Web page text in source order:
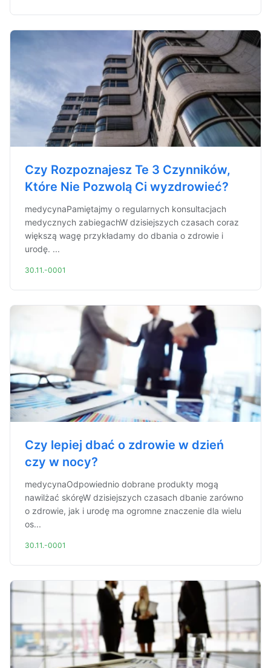
Czy Rozpoznajesz Te 3 Czynników,
Które Nie Pozwolą Ci wyzdrowieć?
medycynaPamiętajmy o regularnych konsultacjach
medycznych zabiegachW dzisiejszych czasach coraz
większą wagę przykładamy do dbania o zdrowie i
urodę. ...
30.11.-0001
Czy lepiej dbać o zdrowie w dzień
czy w nocy?
medycynaOdpowiednio dobrane produkty mogą
nawilżać skóręW dzisiejszych czasach dbanie zarówno
o zdrowie, jak i urodę ma ogromne znaczenie dla wielu
os...
30.11.-0001